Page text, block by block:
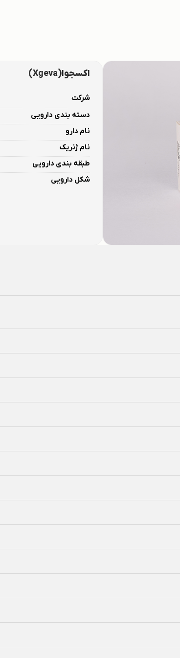
اکسجوا(Xgeva)
شرکت
دسته بندی دارویی
نام دارو
نام ژنریک
طبقه بندی دارویی​
شکل دارویی